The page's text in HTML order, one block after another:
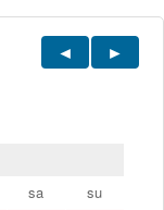
sa
su